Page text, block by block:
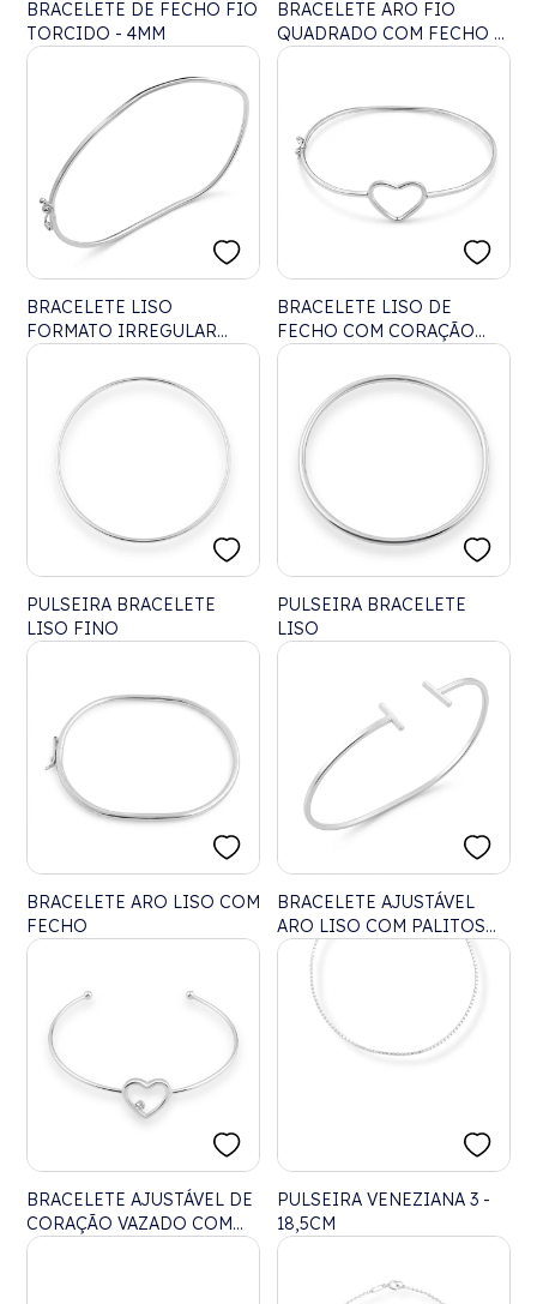
BRACELETE DE FECHO FIO
TORCIDO - 4MM
BRACELETE ARO FIO
QUADRADO COM FECHO -
1MM
BRACELETE LISO
FORMATO IRREGULAR
ONDULADO
BRACELETE LISO DE
FECHO COM CORAÇÃO
VAZADO
PULSEIRA BRACELETE
LISO FINO
PULSEIRA BRACELETE
LISO
BRACELETE ARO LISO COM
FECHO
BRACELETE AJUSTÁVEL
ARO LISO COM PALITOS
NO CENTRO
BRACELETE AJUSTÁVEL DE
CORAÇÃO VAZADO COM
ZIRCÔNIA CRISTAL
PULSEIRA VENEZIANA 3 -
18,5CM